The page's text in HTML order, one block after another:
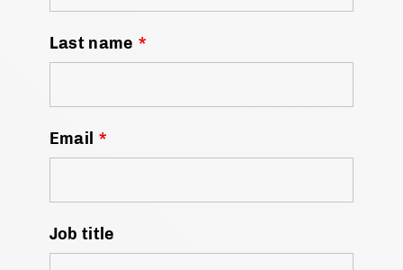
Last name *
Email *
Job title